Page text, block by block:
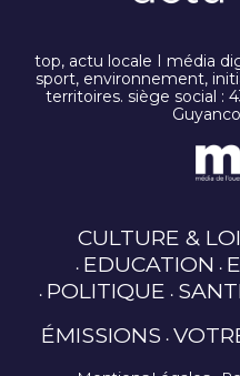
top, actu locale I média
sport, environnement,
territoires. siège social :
CULTURE &
EDUCATION
POLITIQUE
ÉMISSIONS